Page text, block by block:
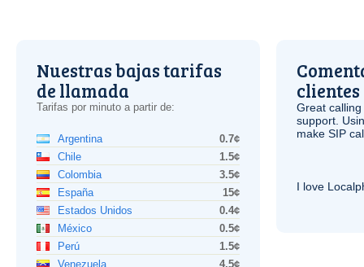
Nuestras bajas tarifas
de llamada
Tarifas por minuto a partir de:
Argentina
0.7¢
Chile
1.5¢
Colombia
3.5¢
España
15¢
Estados Unidos
0.4¢
México
0.5¢
Perú
1.5¢
Venezuela
4.5¢
clientes
Great
support.
make SIP
I love